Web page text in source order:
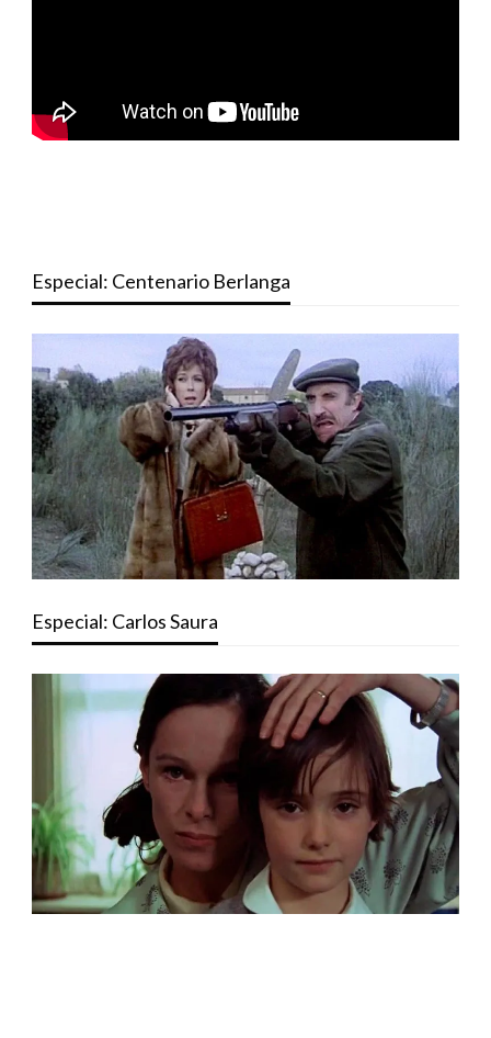
Especial: Centenario Berlanga
Especial: Carlos Saura